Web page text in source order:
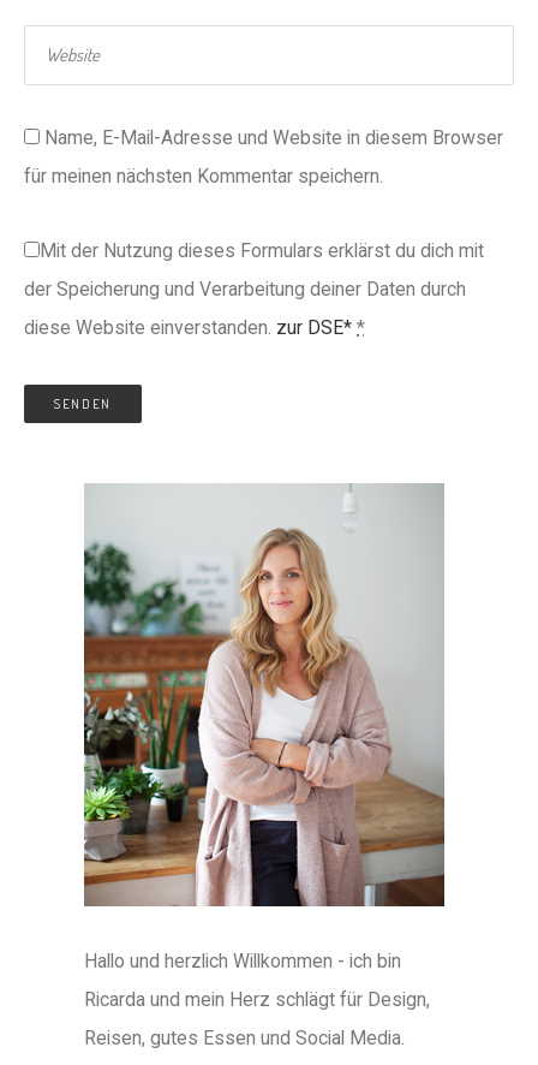
Name, E-Mail-Adresse und Website in diesem Browser
für meinen nächsten Kommentar speichern.
Mit der Nutzung dieses Formulars erklärst du dich mit
der Speicherung und Verarbeitung deiner Daten durch
diese Website einverstanden. zur DSE* *
Hallo und herzlich Willkommen - ich bin
Ricarda und mein Herz schlägt für Design,
Reisen, gutes Essen und Social Media.